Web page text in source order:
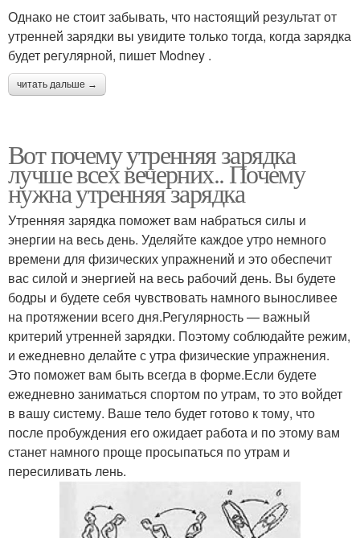
Однако не стоит забывать, что настоящий результат от
утренней зарядки вы увидите только тогда, когда зарядка
будет регулярной, пишет Мodney .
читать дальше →
Вот почему утренняя зарядка
лучше всех вечерних.. Почему
нужна утренняя зарядка
Утренняя зарядка поможет вам набраться силы и
энергии на весь день. Уделяйте каждое утро немного
времени для физических упражнений и это обеспечит
вас силой и энергией на весь рабочий день. Вы будете
бодры и будете себя чувствовать намного выносливее
на протяжении всего дня.Регулярность — важный
критерий утренней зарядки. Поэтому соблюдайте режим,
и ежедневно делайте с утра физические упражнения.
Это поможет вам быть всегда в форме.Если будете
ежедневно заниматься спортом по утрам, то это войдет
в вашу систему. Ваше тело будет готово к тому, что
после пробуждения его ожидает работа и по этому вам
станет намного проще просыпаться по утрам и
пересиливать лень.